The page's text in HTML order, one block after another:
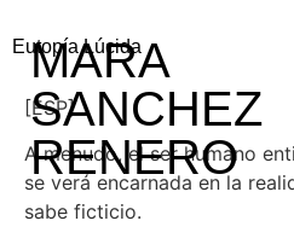
MARA
SANCHEZ
RENERO
Eutopía Lúcida
[ESP]
A menudo, el ser humano
se verá encarnada en la
sabe ficticio.